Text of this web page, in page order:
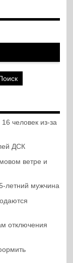
человек из-за
ДСК
ветре и
летний мужчина
отключения